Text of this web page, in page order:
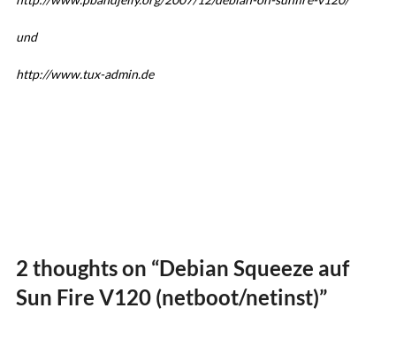
und
http://www.tux-admin.de
2 thoughts on “Debian Squeeze auf
Sun Fire V120 (netboot/netinst)”